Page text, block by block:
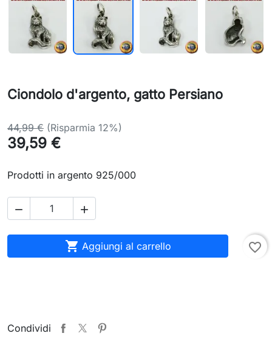
Ciondolo d'argento, gatto Persiano
44,99 € (Risparmia 12%)
39,59 €
Prodotti in argento 925/000
 
 Aggiungi al carrello favorite_border
Condividi